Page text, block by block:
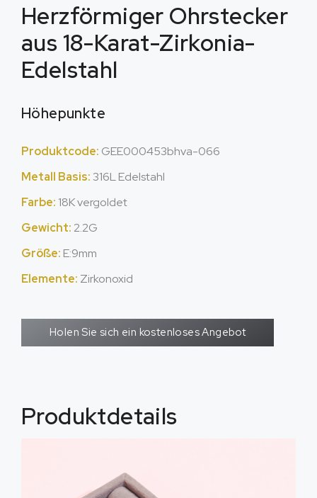
Herzförmiger Ohrstecker
aus 18-Karat-Zirkonia-
Edelstahl
Höhepunkte
Produktcode: GEE000453bhva-066
Metall Basis: 316L Edelstahl
Farbe: 18K vergoldet
Gewicht: 2.2G
Größe: E:9mm
Elemente: Zirkonoxid
Holen Sie sich ein kostenloses Angebot
Produktdetails